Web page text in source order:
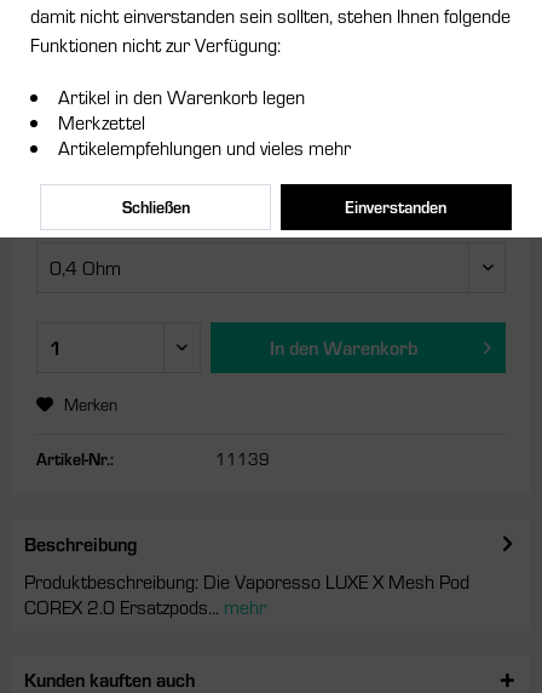
8,95 € *
Inhalt: 2 Stück (4,48 € * / 1 Stück)
inkl. MwSt.zzgl. Versandkosten
In den Warenkorb
Merken
Artikel-Nr.: 11139
Beschreibung
Produktbeschreibung: Die Vaporesso LUXE X Mesh Pod
COREX 2.0 Ersatzpods... mehr
Kunden kauften auch
damit nicht einverstanden sein sollten, stehen Ihnen folgende
Funktionen nicht zur Verfügung:
Artikel in den Warenkorb legen
Merkzettel
Artikelempfehlungen und vieles mehr
Einverstanden
Schließen